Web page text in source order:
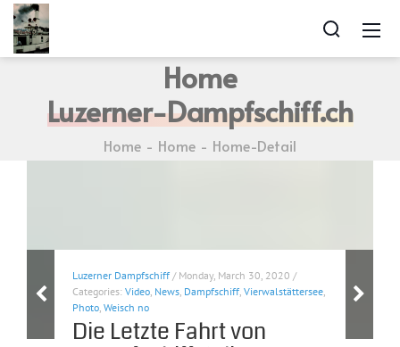
Home
Luzerner-Dampfschiff.ch
Home Home Home-Detail
Luzerner Dampfschiff / Monday, March 30, 2020 /
Categories:Video, News, Dampfschiff,Vierwalstättersee,
Photo,Weisch no
Die Letzte Fahrt von